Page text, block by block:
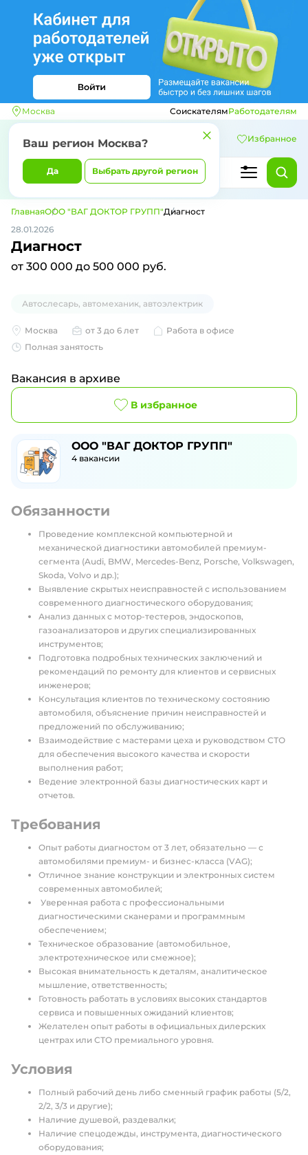
Москва
Ваш регион Москва?
Да Выбрать другой регион
СоискателямРаботодателям
Избранное
ГлавнаяООО "ВАГ ДОКТОР ГРУПП"Диагност
28.01.2026
Диагност
от 300 000 до 500 000 руб.
Автослесарь, автомеханик, автоэлектрик
Москва от 3 до 6 лет
Работа в офисе
Полная занятость
Вакансия в архиве
В избранное
ООО "ВАГ ДОКТОР ГРУПП"
4 вакансии
Обязанности
⁠Проведение комплексной компьютерной и
механической диагностики автомобилей премиум-
сегмента (Audi, BMW, Mercedes-Benz, Porsche, Volkswagen,
Skoda, Volvo и др.);
Выявление скрытых неисправностей с использованием
современного диагностического оборудования;
Анализ данных с мотор-тестеров, эндоскопов,
газоанализаторов и других специализированных
инструментов;
Подготовка подробных технических заключений и
рекомендаций по ремонту для клиентов и сервисных
инженеров;
Консультация клиентов по техническому состоянию
автомобиля, объяснение причин неисправностей и
предложений по обслуживанию;
Взаимодействие с мастерами цеха и руководством СТО
для обеспечения высокого качества и скорости
выполнения работ;
Ведение электронной базы диагностических карт и
отчетов.
Требования
⁠Опыт работы диагностом от 3 лет, обязательно — с
автомобилями премиум- и бизнес-класса (VAG);
Отличное знание конструкции и электронных систем
современных автомобилей;
⁠ Уверенная работа с профессиональными
диагностическими сканерами и программным
обеспечением;
Техническое образование (автомобильное,
электротехническое или смежное);
Высокая внимательность к деталям, аналитическое
мышление, ответственность;
Готовность работать в условиях высоких стандартов
сервиса и повышенных ожиданий клиентов;
Желателен опыт работы в официальных дилерских
центрах или СТО премиального уровня.
Условия
Полный рабочий день либо сменный график работы (5/2,
2/2, 3/3 и другие);
Наличие душевой, раздевалки;
Наличие спецодежды, инструмента, диагностического
оборудования;